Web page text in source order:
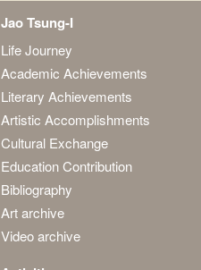
Jao Tsung-I
Life Journey
Academic Achievements
Literary Achievements
Artistic Accomplishments
Cultural Exchange
Education Contribution
Bibliography
Art archive
Video archive